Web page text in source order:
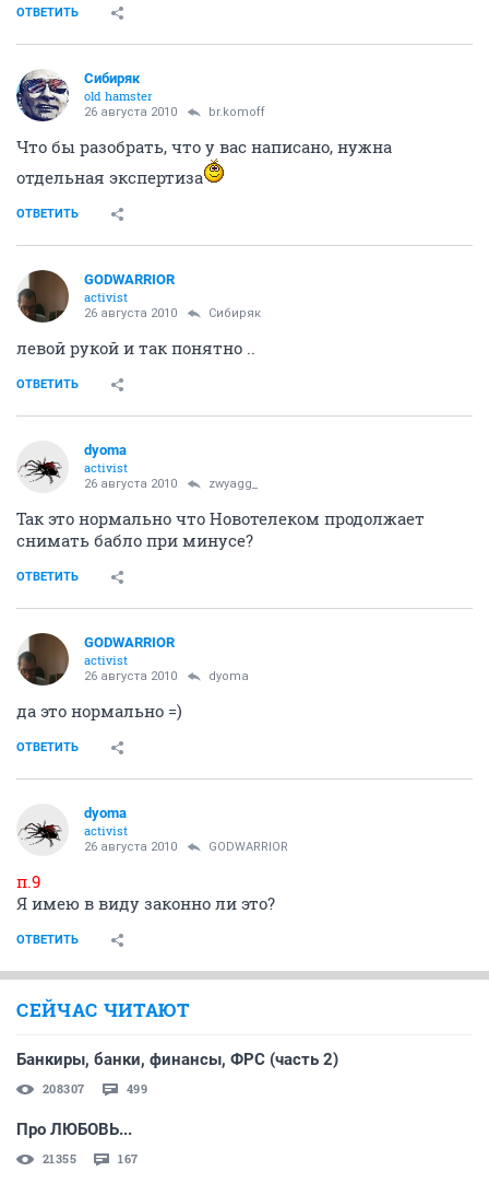
ОТВЕТИТЬ
Сибиряк
old hamster
26 августа 2010 br.komoff
Что бы разобрать, что у вас написано, нужна
отдельная экспертиза
ОТВЕТИТЬ
GODWARRIOR
activist
26 августа 2010 Сибиряк
левой рукой и так понятно ..
ОТВЕТИТЬ
dyoma
activist
26 августа 2010 zwyagg_
Так это нормально что Новотелеком продолжает
снимать бабло при минусе?
ОТВЕТИТЬ
GODWARRIOR
activist
26 августа 2010 dyoma
да это нормально =)
ОТВЕТИТЬ
dyoma
activist
26 августа 2010 GODWARRIOR
п.9
Я имею в виду законно ли это?
ОТВЕТИТЬ
СЕЙЧАС ЧИТАЮТ
Банкиры, банки, финансы, ФРС (часть 2)
208307 499
Про ЛЮБОВЬ...
21355 167